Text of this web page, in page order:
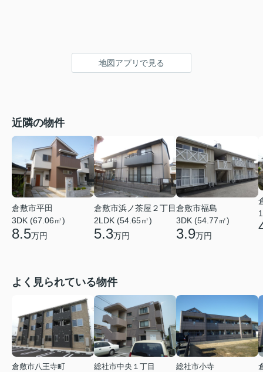
地図アプリで見る
近隣の物件
倉敷市平田
3DK (67.06㎡)
8.5万円
倉敷市浜ノ茶屋２丁目
2LDK (54.65㎡)
5.3万円
倉敷市福島
3DK (54.77㎡)
3.9万円
よく見られている物件
倉敷市八王寺町
総社市中央１丁目
総社市小寺